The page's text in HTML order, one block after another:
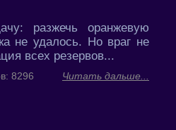
разжечь оранжевую
не удалось. Но враг не
всех резервов...
Читать дальше...
8296